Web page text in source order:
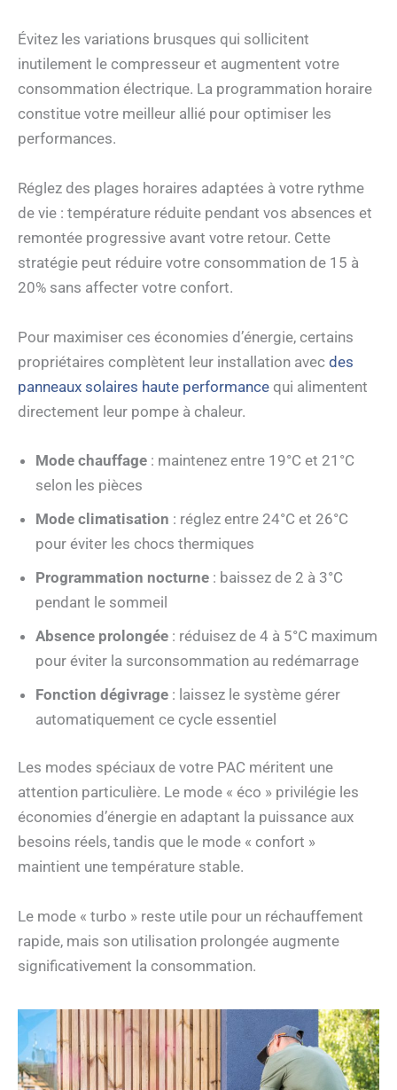
Évitez les variations brusques qui sollicitent
inutilement le compresseur et augmentent votre
consommation électrique. La programmation horaire
constitue votre meilleur allié pour optimiser les
performances.
Réglez des plages horaires adaptées à votre rythme
de vie : température réduite pendant vos absences et
remontée progressive avant votre retour. Cette
stratégie peut réduire votre consommation de 15 à
20% sans affecter votre confort.
Pour maximiser ces économies d’énergie, certains
propriétaires complètent leur installation avec des
panneaux solaires haute performance qui alimentent
directement leur pompe à chaleur.
Mode chauffage : maintenez entre 19°C et 21°C
selon les pièces
Mode climatisation : réglez entre 24°C et 26°C
pour éviter les chocs thermiques
Programmation nocturne : baissez de 2 à 3°C
pendant le sommeil
Absence prolongée : réduisez de 4 à 5°C maximum
pour éviter la surconsommation au redémarrage
Fonction dégivrage : laissez le système gérer
automatiquement ce cycle essentiel
Les modes spéciaux de votre PAC méritent une
attention particulière. Le mode « éco » privilégie les
économies d’énergie en adaptant la puissance aux
besoins réels, tandis que le mode « confort »
maintient une température stable.
Le mode « turbo » reste utile pour un réchauffement
rapide, mais son utilisation prolongée augmente
significativement la consommation.